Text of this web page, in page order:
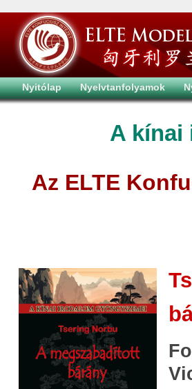
Nyitólap Nyelvtanfolyamok
A kínai
Az ELTE